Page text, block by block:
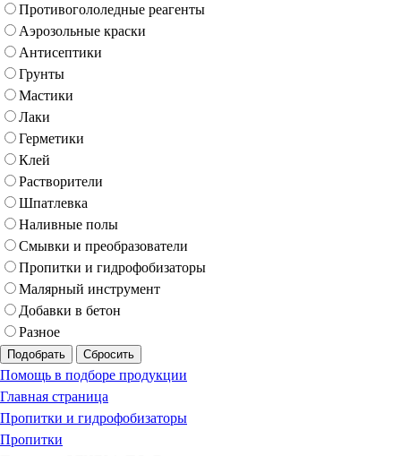
Противогололедные реагенты
Аэрозольные краски
Антисептики
Грунты
Мастики
Лаки
Герметики
Клей
Растворители
Шпатлевка
Наливные полы
Смывки и преобразователи
Пропитки и гидрофобизаторы
Малярный инструмент
Добавки в бетон
Разное
Подобрать Сбросить
Помощь в подборе продукции
Главная страница
Пропитки и гидрофобизаторы
Пропитки